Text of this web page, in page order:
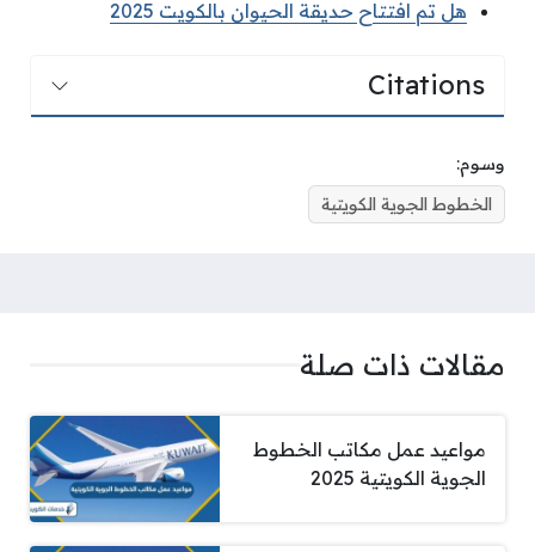
هل تم افتتاح حديقة الحيوان بالكويت 2025
Citations
وسوم:
الخطوط الجوية الكويتية
مقالات ذات صلة
مواعيد عمل مكاتب الخطوط
الجوية الكويتية 2025